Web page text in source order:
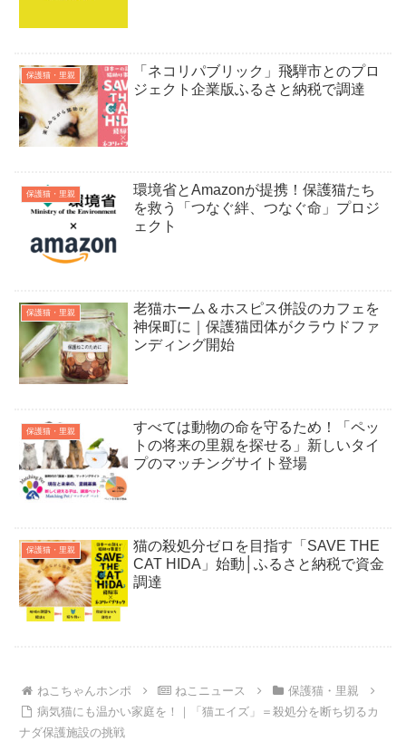
保護猫・里親
「ネコリパブリック」飛騨市とのプロ
ジェクト企業版ふるさと納税で調達
保護猫・里親
環境省とAmazonが提携！保護猫たち
を救う「つなぐ絆、つなぐ命」プロジ
ェクト
保護猫・里親
老猫ホーム＆ホスピス併設のカフェを
神保町に｜保護猫団体がクラウドファ
ンディング開始
保護猫・里親
すべては動物の命を守るため！「ペッ
トの将来の里親を探せる」新しいタイ
プのマッチングサイト登場
保護猫・里親
猫の殺処分ゼロを目指す「SAVE THE
CAT HIDA」始動│ふるさと納税で資金
調達
ねこちゃんホンポ ねこニュース
保護猫・里親
病気猫にも温かい家庭を！｜「猫エイズ」＝殺処分を断ち切るカ
ナダ保護施設の挑戦